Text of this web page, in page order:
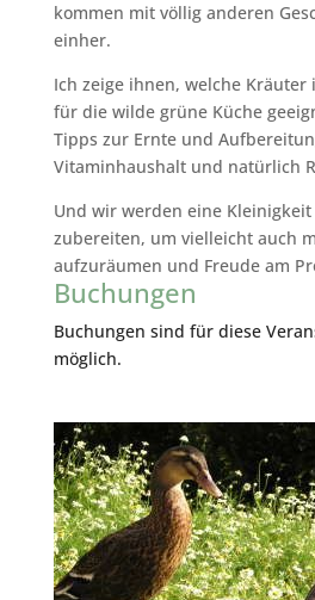
kommen mit völlig anderen
einher.
Ich zeige ihnen, welche Kräuter
für die wilde grüne Küche
Tipps zur Ernte und
Vitaminhaushalt und natürlich
Und wir werden eine Kleinigkeit
zubereiten, um vielleicht auch
aufzuräumen und Freude am
Buchungen
Buchungen sind für diese
möglich.